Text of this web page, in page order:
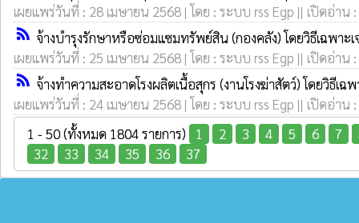
เผยแพร่วันที่ : 28 เมษายน 2568 | โดย : ระบบ rss Egp || เปิดอ่าน
rss_feed จ้างบำรุงรักษาหรือซ่อมแซมทรัพย์สิน (กองคลัง) โดยวิธีเฉพาะเ
เผยแพร่วันที่ : 25 เมษายน 2568 | โดย : ระบบ rss Egp || เปิดอ่าน
rss_feed จ้างทำความสะอาดโรงผลิตเนื้อสุกร (งานโรงฆ่าสัตว์) โดยวิธีเฉพ
เผยแพร่วันที่ : 24 เมษายน 2568 | โดย : ระบบ rss Egp || เปิดอ่าน
1 - 50 (ทั้งหมด 1804 รายการ)
1 2 3 4 5 6 7
32
33 34 35 36 37